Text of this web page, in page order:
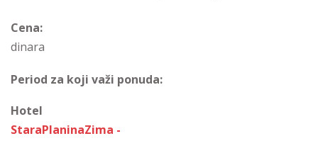
Cena:
dinara
Period za koji važi ponuda:
Hotel
StaraPlaninaZima -